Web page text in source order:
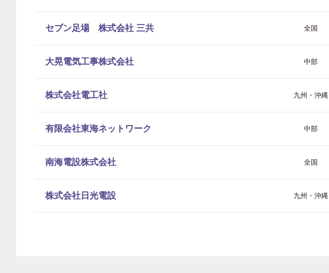
セブン足場 株式会社 三共 全国
大晃電気工事株式会社 中部
株式会社電工社 九州・沖縄
有限会社東海ネットワーク 中部
南海電設株式会社 全国
株式会社日光電設 九州・沖縄